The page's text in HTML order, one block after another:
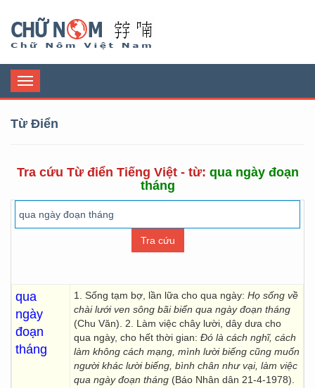
Toggle
navigation
Từ Điển
Tra cứu Từ điển Tiếng Việt - từ: qua ngày đoạn
tháng
qua
ngày
đoạn
tháng
1. Sống tạm bợ, lần lữa cho qua ngày: Họ sống về
chài lưới ven sông bãi biển qua ngày đoạn tháng
(Chu Văn). 2. Làm việc chây lười, dây dưa cho
qua ngày, cho hết thời gian: Đó là cách nghĩ, cách
làm không cách mạng, mình lười biếng cũng muốn
người khác lười biếng, bình chân như vại, làm việc
qua ngày đoạn tháng (Báo Nhân dân 21-4-1978).